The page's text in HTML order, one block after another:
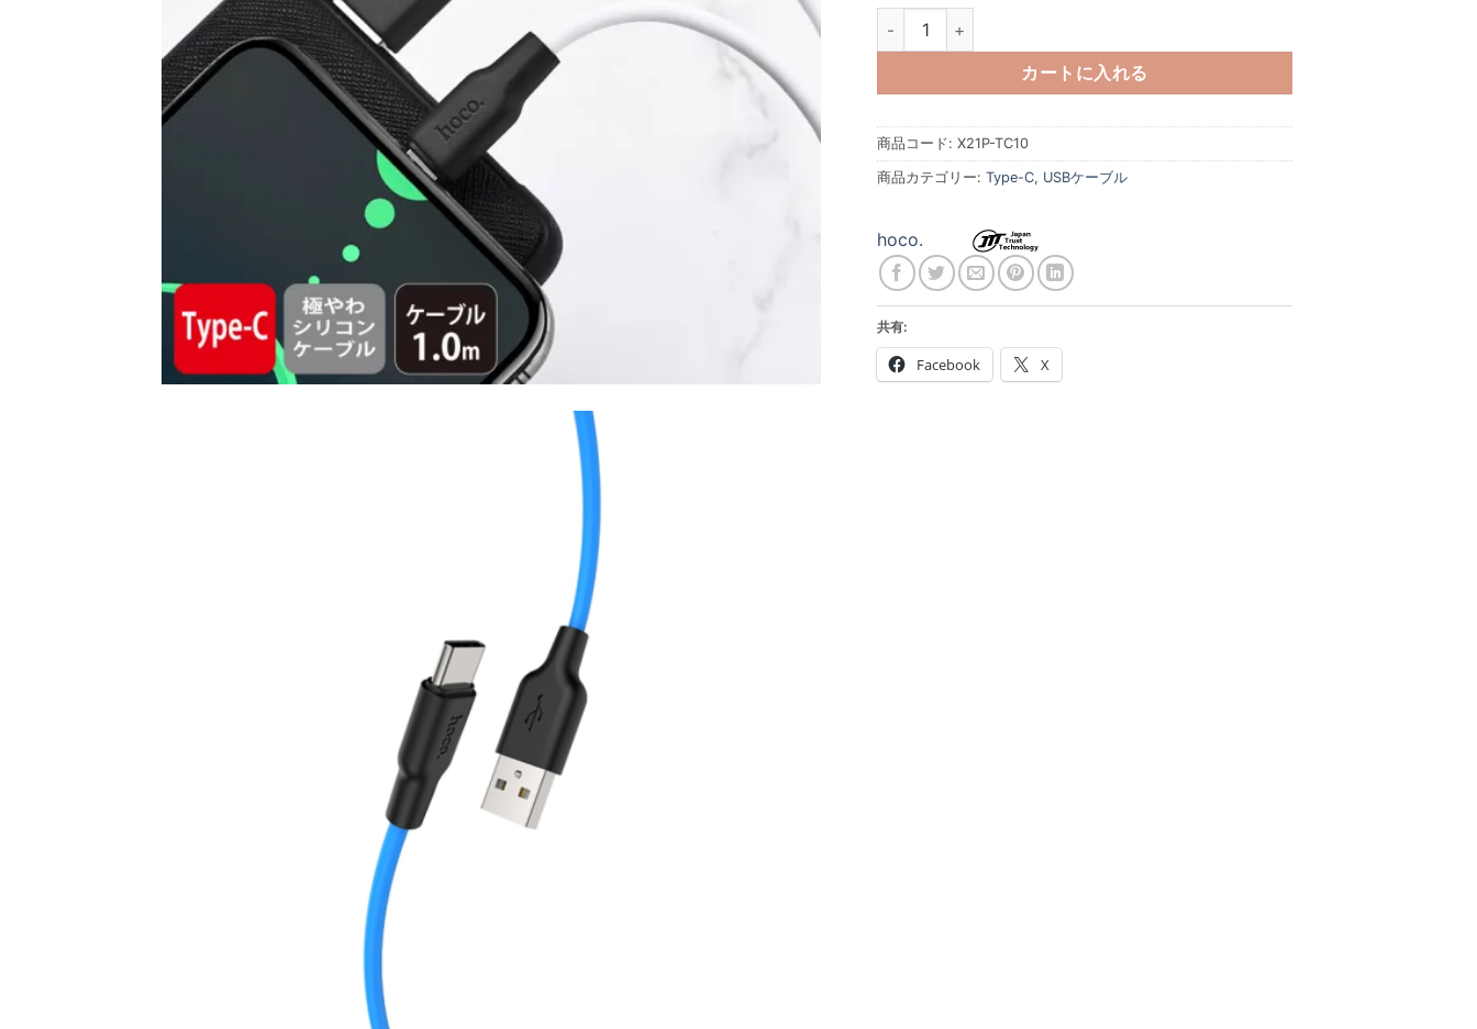
hoco. X21Plus シリコン充電ケーブル Type-C 1.0m - X21P-TC10 個
カートに入れる
商品コード: X21P-TC10
商品カテゴリー: Type-C, USBケーブル
hoco.
共有:
Facebook X